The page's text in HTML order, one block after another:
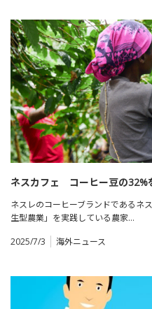
ネスカフェ コーヒー豆の32%
ネスレのコーヒーブランドであるネ
生型農業」を実践している農家…
2025/7/3
海外ニュース